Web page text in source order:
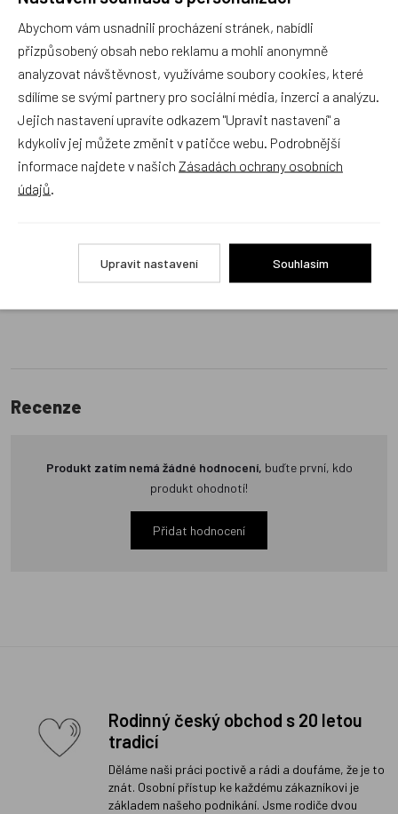
Náš sortiment dokonale známe a rádi Vám poradíme
s výběrem (Po–Pá, 10–17 hod).
Jsme tu vždy rádi pro Vás! Váš rodinný obchod
Dráček.cz
Položit dotaz
Recenze v detailu produktu a texty od zákazníků v poradně
odrážejí výhradně názory a stanoviska zákazníků. Provozovatel
Recenze
Produkt zatím nemá žádné hodnocení, buďte první, kdo
produkt ohodnotí!
Přidat hodnocení
Rodinný český obchod s 20 letou
tradicí
Děláme naši práci poctivě a rádi a doufáme, že je to
znát. Osobní přístup ke každému zákazníkovi je
základem našeho podnikání. Jsme rodiče dvou
Abychom vám usnadnili procházení stránek, nabídli
přizpůsobený obsah nebo reklamu a mohli anonymně
analyzovat návštěvnost, využíváme soubory cookies, které
sdílíme se svými partnery pro sociální média, inzerci a analýzu.
Jejich nastavení upravíte odkazem "Upravit nastavení" a
kdykoliv jej můžete změnit v patičce webu. Podrobnější
informace najdete v našich Zásadách ochrany osobních
údajů
Upravit nastavení Souhlasím